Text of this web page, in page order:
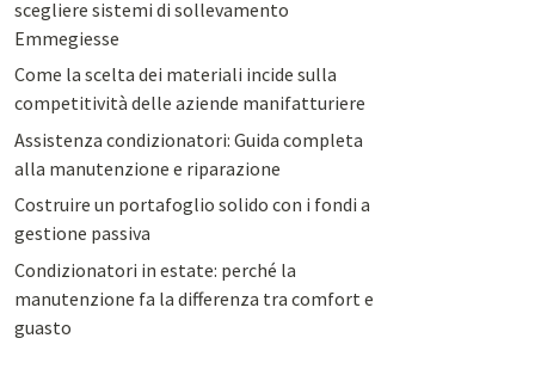
scegliere sistemi di sollevamento
Emmegiesse
Come la scelta dei materiali incide sulla
competitività delle aziende manifatturiere
Assistenza condizionatori: Guida completa
alla manutenzione e riparazione
Costruire un portafoglio solido con i fondi a
gestione passiva
Condizionatori in estate: perché la
manutenzione fa la differenza tra comfort e
guasto